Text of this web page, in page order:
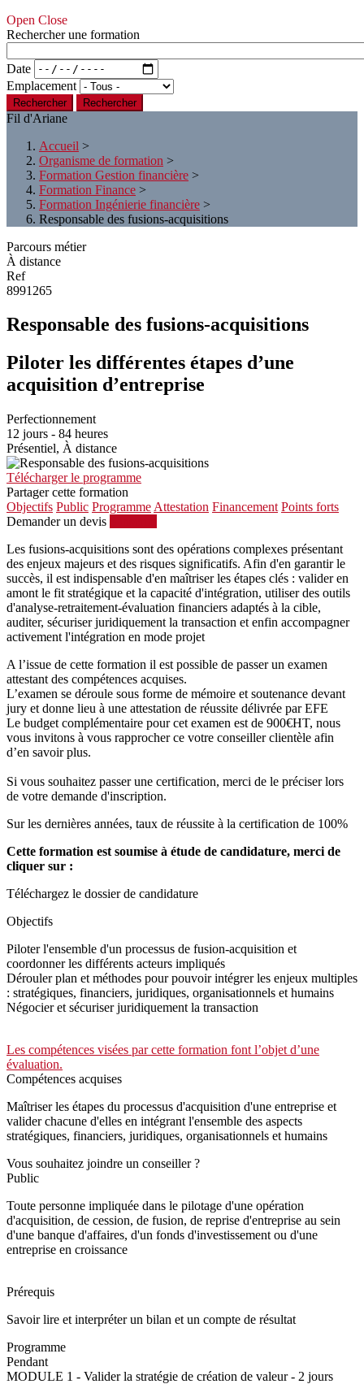
Open Close
Rechercher une formation
Date
Emplacement
Rechercher
Fil d'Ariane
Accueil >
Organisme de formation >
Formation Gestion financière >
Formation Finance >
Formation Ingénierie financière >
Responsable des fusions-acquisitions
Parcours métier
À distance
Ref
8991265
Responsable des fusions-acquisitions
Piloter les différentes étapes d’une
acquisition d’entreprise
Perfectionnement
12 jours - 84 heures
Présentiel, À distance
Télécharger le programme
Partager cette formation
Objectifs Public Programme Attestation Financement Points forts
Demander un devis
Les fusions-acquisitions sont des opérations complexes présentant
des enjeux majeurs et des risques significatifs. Afin d'en garantir le
succès, il est indispensable d'en maîtriser les étapes clés : valider en
amont le fit stratégique et la capacité d'intégration, utiliser des outils
d'analyse-retraitement-évaluation financiers adaptés à la cible,
auditer, sécuriser juridiquement la transaction et enfin accompagner
activement l'intégration en mode projet
A l’issue de cette formation il est possible de passer un examen
attestant des compétences acquises.
L’examen se déroule sous forme de mémoire et soutenance devant
jury et donne lieu à une attestation de réussite délivrée par EFE
Le budget complémentaire pour cet examen est de 900€HT, nous
vous invitons à vous rapprocher ce votre conseiller clientèle afin
d’en savoir plus.
Si vous souhaitez passer une certification, merci de le préciser lors
de votre demande d'inscription.
Sur les dernières années, taux de réussite à la certification de 100%
Cette formation est soumise à étude de candidature, merci de
cliquer sur :
Téléchargez le dossier de candidature
Objectifs
Piloter l'ensemble d'un processus de fusion-acquisition et
coordonner les différents acteurs impliqués
Dérouler plan et méthodes pour pouvoir intégrer les enjeux multiples
: stratégiques, financiers, juridiques, organisationnels et humains
Négocier et sécuriser juridiquement la transaction
Les compétences visées par cette formation font l’objet d’une
évaluation.
Compétences acquises
Maîtriser les étapes du processus d'acquisition d'une entreprise et
valider chacune d'elles en intégrant l'ensemble des aspects
stratégiques, financiers, juridiques, organisationnels et humains
Vous souhaitez joindre un conseiller ?
Public
Toute personne impliquée dans le pilotage d'une opération
d'acquisition, de cession, de fusion, de reprise d'entreprise au sein
d'une banque d'affaires, d'un fonds d'investissement ou d'une
entreprise en croissance
Prérequis
Savoir lire et interpréter un bilan et un compte de résultat
Programme
Pendant
MODULE 1 - Valider la stratégie de création de valeur - 2 jours